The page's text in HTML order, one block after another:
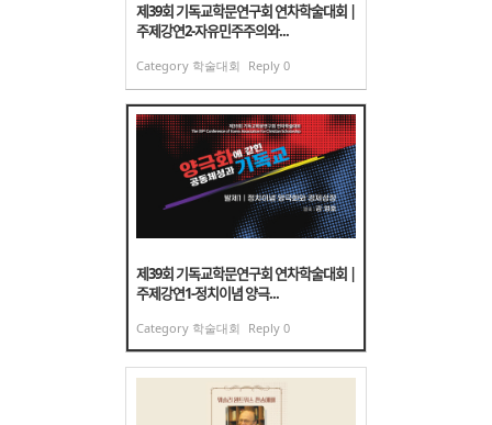
제39회 기독교학문연구회 연차학술대회 |
주제강연2-자유민주주의와...
Category 학술대회 Reply 0
제39회 기독교학문연구회 연차학술대회 |
주제강연1-정치이념 양극...
Category 학술대회 Reply 0